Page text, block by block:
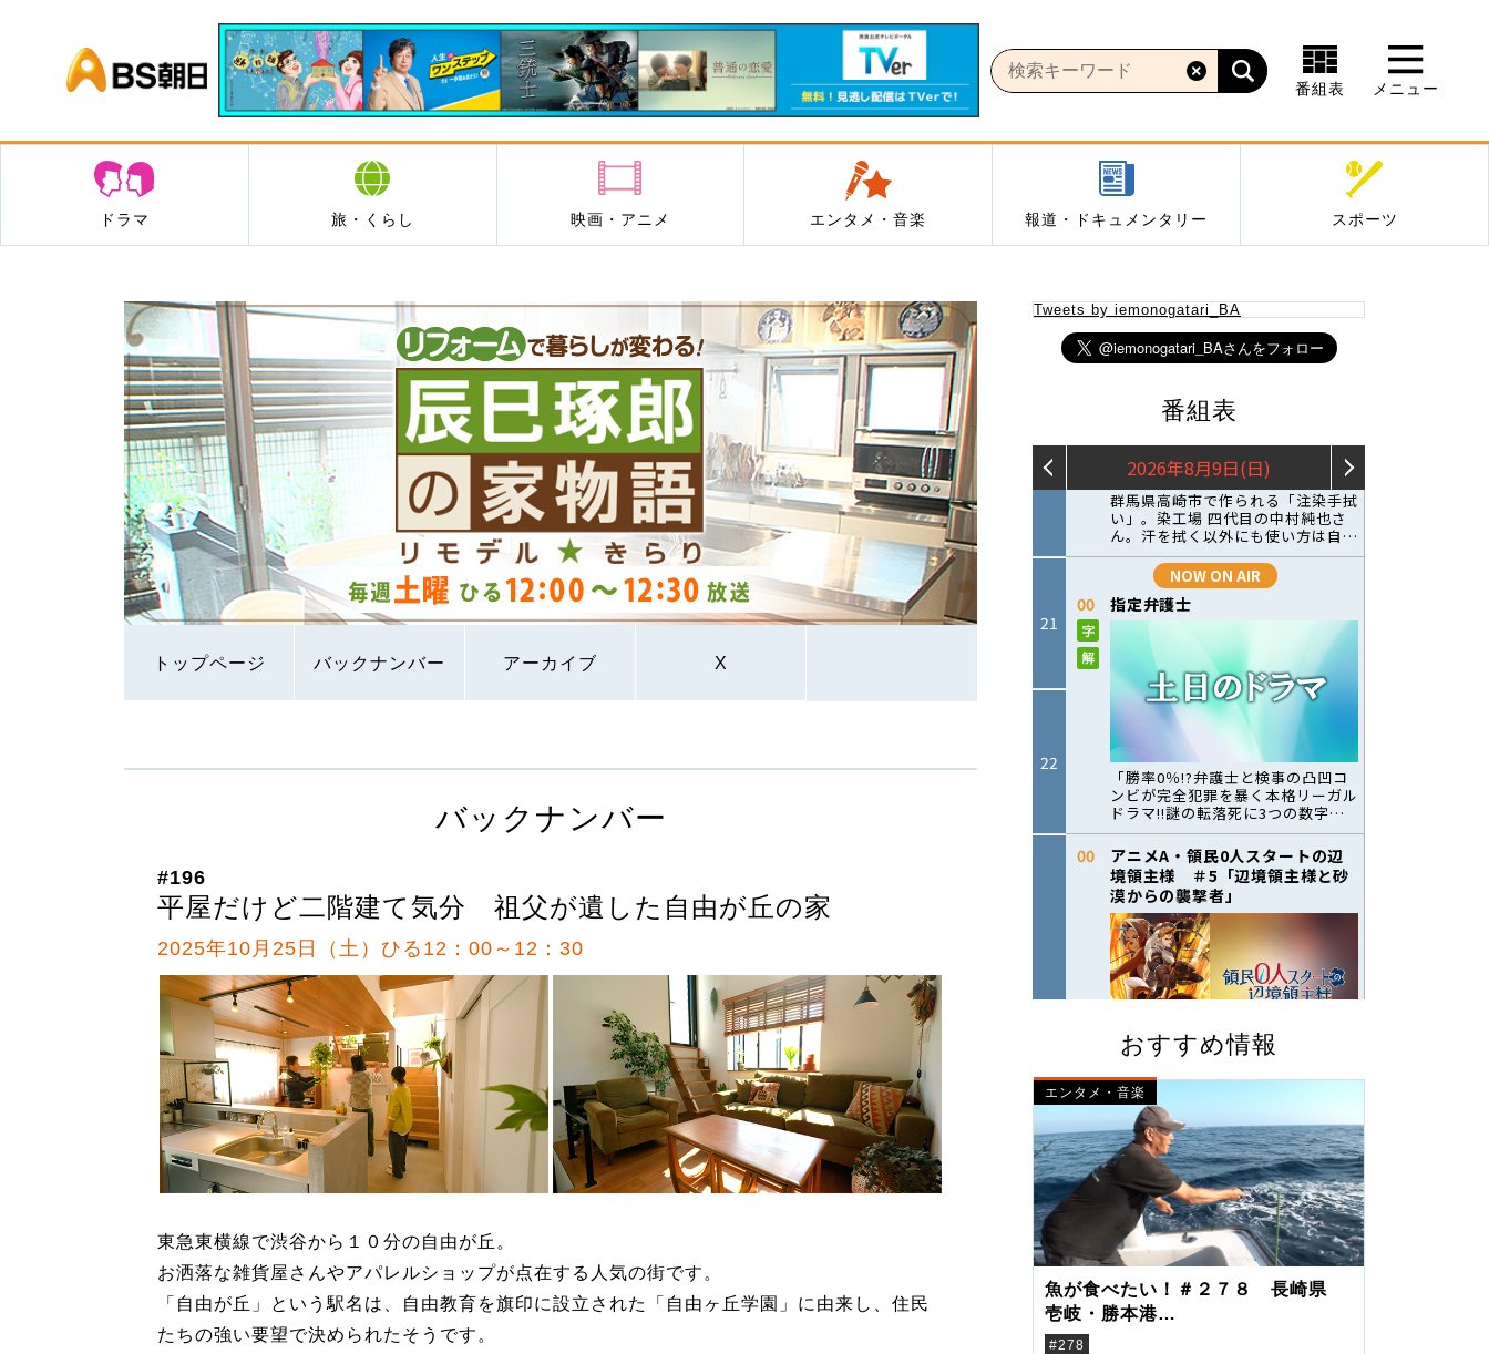
BS朝日
番組表 メニュー
ドラマ 旅・くらし 映画・アニメ エンタメ・音楽 報道・ドキュメンタリー スポーツ
トップページ バックナンバー アーカイブ X
Tweets by iemonogatari_BA
番組表
おすすめ情報
エンタメ・音楽
魚が食べたい！＃２７８ 長崎県
壱岐・勝本港
（クロマグロ）
#278
バックナンバー
#196
平屋だけど二階建て気分 祖父が遺した自由が丘の家
2025年10月25日（土）ひる12：00～12：30
東急東横線で渋谷から１０分の自由が丘。
お洒落な雑貨屋さんやアパレルショップが点在する人気の街です。
「自由が丘」という駅名は、自由教育を旗印に設立された「自由ヶ丘学園」に由来し、住民
たちの強い要望で決められたそうです。